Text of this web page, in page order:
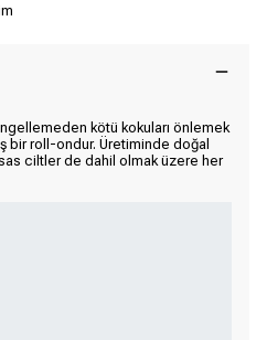
kötü kokuları önlemek
bir roll-ondur. Üretiminde doğal
ciltler de dahil olmak üzere her